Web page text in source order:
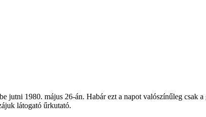
jutni 1980. május 26-án. Habár ezt a napot valószínűleg csak
látogató űrkutató.